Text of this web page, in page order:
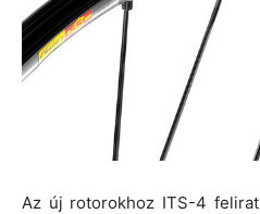
Az új rotorokhoz ITS-4